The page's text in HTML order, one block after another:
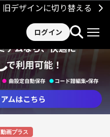
旧デザインに切り替える
ログイン
動画プラス